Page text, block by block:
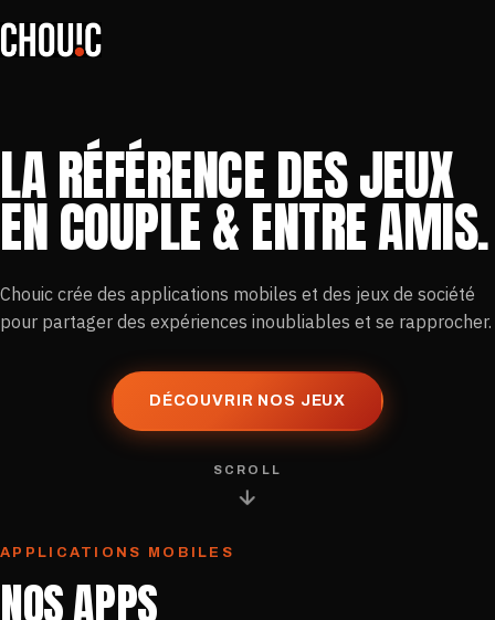
LA RÉFÉRENCE DES JEUX
EN COUPLE & ENTRE AMIS.
Chouic crée des applications mobiles et des jeux de société
pour partager des expériences inoubliables et se rapprocher.
DÉCOUVRIR NOS JEUX
SCROLL
APPLICATIONS MOBILES
NOS APPS